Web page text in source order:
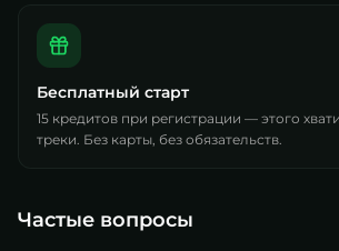
Бесплатный старт
15 кредитов при регистрации — этого
треки. Без карты, без обязательств.
Частые вопросы